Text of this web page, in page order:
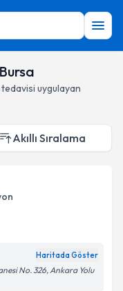
uygulayan
Akıllı Sıralama
Haritada Göster
No. 326, Ankara Yolu